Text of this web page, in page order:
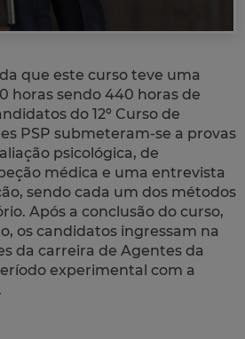
que este curso teve uma
horas sendo 440 horas de
do 12º Curso de
PSP submeteram-se a provas
psicológica, de
médica e uma entrevista
sendo cada um dos métodos
Após a conclusão do curso,
os candidatos ingressam na
da carreira de Agentes da
experimental com a